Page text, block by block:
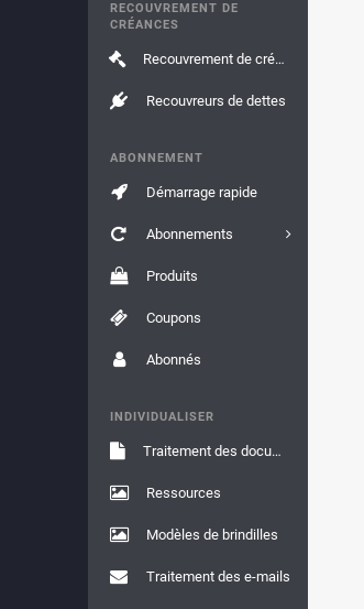
RECOUVREMENT DE
CRÉANCES
Recouvrement de créances
Recouvreurs de dettes
ABONNEMENT
Démarrage rapide
Abonnements
Produits
Coupons
Abonnés
INDIVIDUALISER
Traitement des documents
Ressources
Modèles de brindilles
Traitement des e-mails